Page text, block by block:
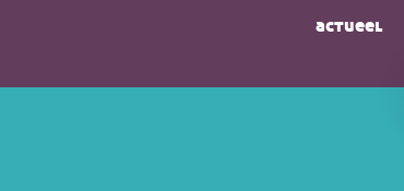
actueel